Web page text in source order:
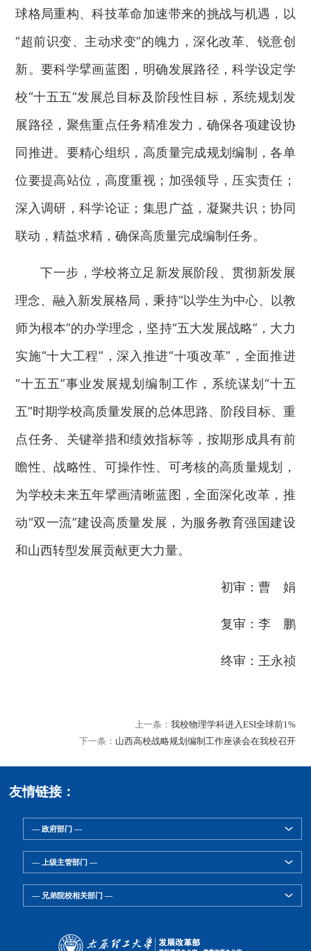
球格局重构、科技革命加速带来的挑战与机遇，以
“超前识变、主动求变”的魄力，深化改革、锐意创
新。要科学擘画蓝图，明确发展路径，科学设定学
校“十五五”发展总目标及阶段性目标，系统规划发
展路径，聚焦重点任务精准发力，确保各项建设协
同推进。要精心组织，高质量完成规划编制，各单
位要提高站位，高度重视；加强领导，压实责任；
深入调研，科学论证；集思广益，凝聚共识；协同
联动，精益求精，确保高质量完成编制任务。
下一步，学校将立足新发展阶段、贯彻新发展
理念、融入新发展格局，秉持“以学生为中心、以教
师为根本”的办学理念，坚持“五大发展战略”，大力
实施“十大工程”，深入推进“十项改革”，全面推进
“十五五”事业发展规划编制工作，系统谋划“十五
五”时期学校高质量发展的总体思路、阶段目标、重
点任务、关键举措和绩效指标等，按期形成具有前
瞻性、战略性、可操作性、可考核的高质量规划，
为学校未来五年擘画清晰蓝图，全面深化改革，推
动“双一流”建设高质量发展，为服务教育强国建设
和山西转型发展贡献更大力量。
初审：曹 娟
复审：李 鹏
终审：王永祯
上一条： 我校物理学科进入ESI全球前1%
下一条： 山西高校战略规划编制工作座谈会在我校召开
友情链接：
— 政府部门 —
— 上级主管部门 —
— 兄弟院校相关部门 —